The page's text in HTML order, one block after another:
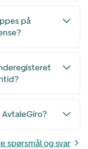
på
spørsmål og svar